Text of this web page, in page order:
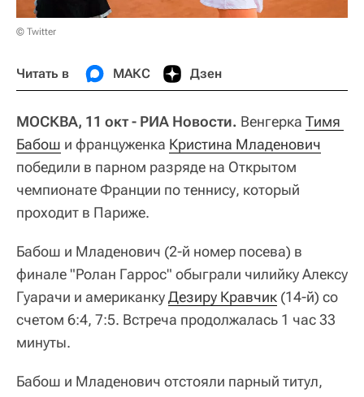
© Twitter
Читать в МАКС Дзен
МОСКВА, 11 окт - РИА Новости. Венгерка Тимя
Бабош и француженка Кристина Младенович
победили в парном разряде на Открытом
чемпионате Франции по теннису, который
проходит в Париже.
Бабош и Младенович (2-й номер посева) в
финале "Ролан Гаррос" обыграли чилийку Алексу
Гуарачи и американкуДезиру Кравчик (14-й) со
счетом 6:4, 7:5. Встреча продолжалась 1 час 33
минуты.
Бабош и Младенович отстояли парный титул,